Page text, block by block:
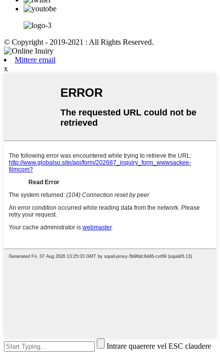
© Copyright - 2019-2021 : All Rights Reserved.
Mittere email
x
Intrare quaerere vel ESC claudere